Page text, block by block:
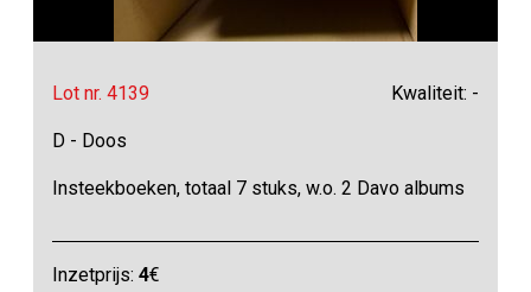
Lot nr. 4139 Kwaliteit: -
D - Doos
Insteekboeken, totaal 7 stuks, w.o. 2 Davo albums
Inzetprijs:4€